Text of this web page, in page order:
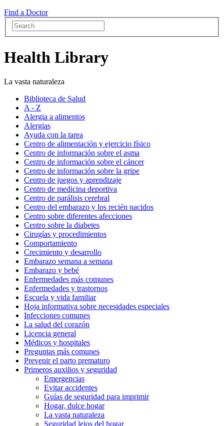
Find a Doctor
Health Library
La vasta naturaleza
Biblioteca de Salud
A - Z
Alergia a alimentos
Alergias
Ayuda con la tarea
Centro de alimentación y ejercicio físico
Centro de información sobre el asma
Centro de información sobre el cáncer
Centro de información sobre la gripe
Centro de juegos y aprendizaje
Centro de medicina deportiva
Centro de parálisis cerebral
Centro del embarazo y los recién nacidos
Centro sobre diferentes afecciones
Centro sobre la diabetes
Cirugías y procedimientos
Comportamiento
Crecimiento y desarrollo
Embarazo semana a semana
Embarazo y bebé
Enfermedades más comunes
Enfermedades y trastornos
Escuela y vida familiar
Hoja informativa sobre necesidades especiales
Infecciones comunes
La salud del corazón
Licencia general
Médicos y hospitales
Preguntas más comunes
Prevenir el parto prematuro
Primeros auxilios y seguridad
Emergencias
Evitar accidentes
Guías de seguridad para imprimir
Hogar, dulce hogar
La vasta naturaleza
Seguridad lejos del hogar